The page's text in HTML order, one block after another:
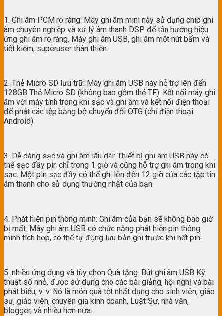
1. Ghi âm PCM rõ ràng: Máy ghi âm mini này sử dụng chip ghi
âm chuyên nghiệp và xử lý âm thanh DSP để tận hưởng hiệu
ứng ghi âm rõ ràng. Máy ghi âm USB, ghi âm một nút bấm và
tiết kiệm, superuser thân thiện.
2. Thẻ Micro SD lưu trữ: Máy ghi âm USB này hỗ trợ lên đến
128GB Thẻ Micro SD (không bao gồm thẻ TF). Kết nối máy ghi
âm với máy tính trong khi sạc và ghi âm và kết nối điện thoại
để phát các tệp bằng bộ chuyển đổi OTG (chỉ điện thoại
Android).
3. Dễ dàng sạc và ghi âm lâu dài: Thiết bị ghi âm USB này có
thể sạc đầy pin chỉ trong 1 giờ và cũng hỗ trợ ghi âm trong khi
sạc. Một pin sạc đầy có thể ghi lên đến 12 giờ của các tập tin
âm thanh cho sử dụng thường nhật của bạn.
4. Phát hiện pin thông minh: Ghi âm của bạn sẽ không bao giờ
bị mất. Máy ghi âm USB có chức năng phát hiện pin thông
minh tích hợp, có thể tự động lưu bản ghi trước khi hết pin.
5. nhiều ứng dụng và tùy chọn Quà tặng: Bút ghi âm USB Kỹ
thuật số nhỏ, được sử dụng cho các bài giảng, hội nghị và bài
phát biểu, v. v. Nó là món quà tốt nhất dụng cho sinh viên, giáo
sư, giáo viên, chuyên gia kinh doanh, Luật Sư, nhà văn,
blogger, và nhiều hơn nữa.